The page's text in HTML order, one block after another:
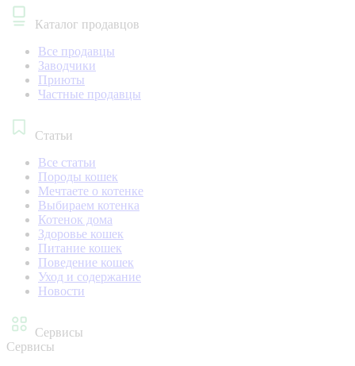
Каталог продавцов
Все продавцы
Заводчики
Приюты
Частные продавцы
Статьи
Все статьи
Породы кошек
Мечтаете о котенке
Выбираем котенка
Котенок дома
Здоровье кошек
Питание кошек
Поведение кошек
Уход и содержание
Новости
Сервисы
Сервисы